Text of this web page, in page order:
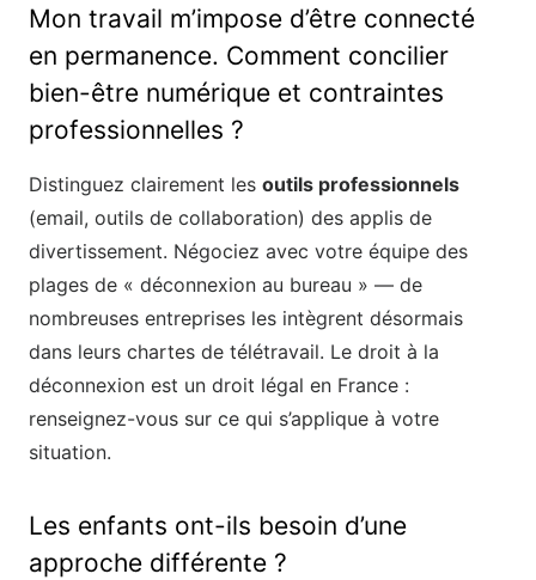
Mon travail m’impose d’être connecté
en permanence. Comment concilier
bien-être numérique et contraintes
professionnelles ?
Distinguez clairement les outils professionnels
(email, outils de collaboration) des applis de
divertissement. Négociez avec votre équipe des
plages de « déconnexion au bureau » — de
nombreuses entreprises les intègrent désormais
dans leurs chartes de télétravail. Le droit à la
déconnexion est un droit légal en France :
renseignez-vous sur ce qui s’applique à votre
situation.
Les enfants ont-ils besoin d’une
approche différente ?